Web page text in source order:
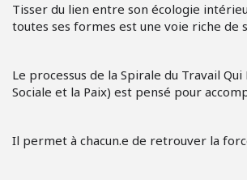
Tisser du lien entre son écologie
toutes ses formes est une voie riche de
Le processus de la Spirale du Travail
Sociale et la Paix) est pensé pour
Il permet à chacun.e de retrouver la